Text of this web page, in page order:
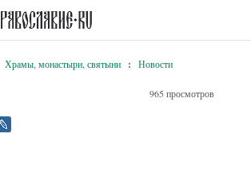
Храмы, монастыри, святыни : Новости
965 просмотров